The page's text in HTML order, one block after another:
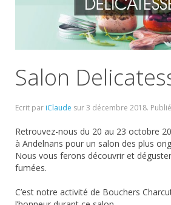
Salon
Ecrit par iClaude sur3 décembre 2018.
Retrouvez-nous du 20 au 23 octobre
à Andelnans pour un salon des plus
Nous vous ferons découvrir et
fumées.
C’est notre activité de Bouchers